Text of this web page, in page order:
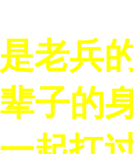
兵的
的身